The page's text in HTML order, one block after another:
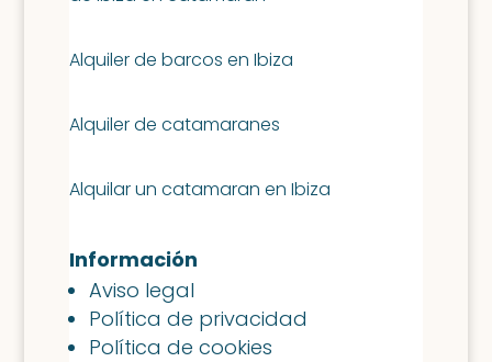
Alquiler de barcos en Ibiza
Alquiler de catamaranes
Alquilar un catamaran en Ibiza
Información
Aviso legal
Política de privacidad
Política de cookies